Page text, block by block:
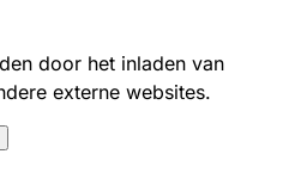
door het inladen van
externe websites.